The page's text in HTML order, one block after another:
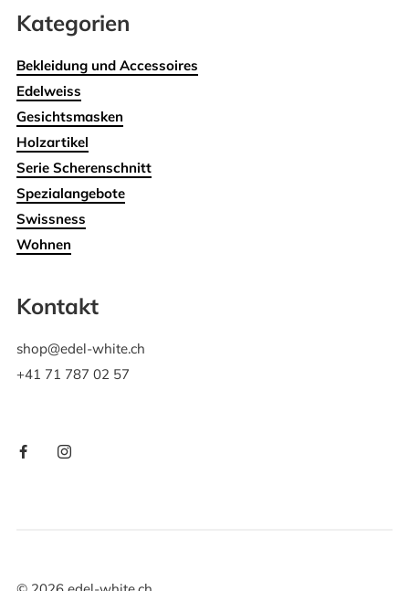
Kategorien
Bekleidung und Accessoires
Edelweiss
Gesichtsmasken
Holzartikel
Serie Scherenschnitt
Spezialangebote
Swissness
Wohnen
Kontakt
shop@edel-white.ch
+41 71 787 02 57